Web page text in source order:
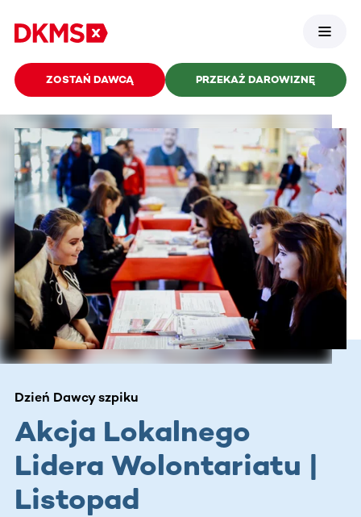
ZOSTAŃ DAWCĄ PRZEKAŻ DAROWIZNĘ
Dzień Dawcy szpiku
Akcja Lokalnego
Lidera Wolontariatu |
Listopad